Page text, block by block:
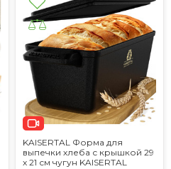
KAISERTAL Форма для
выпечки хлеба с крышкой 29
х 21 см чугун KAISERTAL